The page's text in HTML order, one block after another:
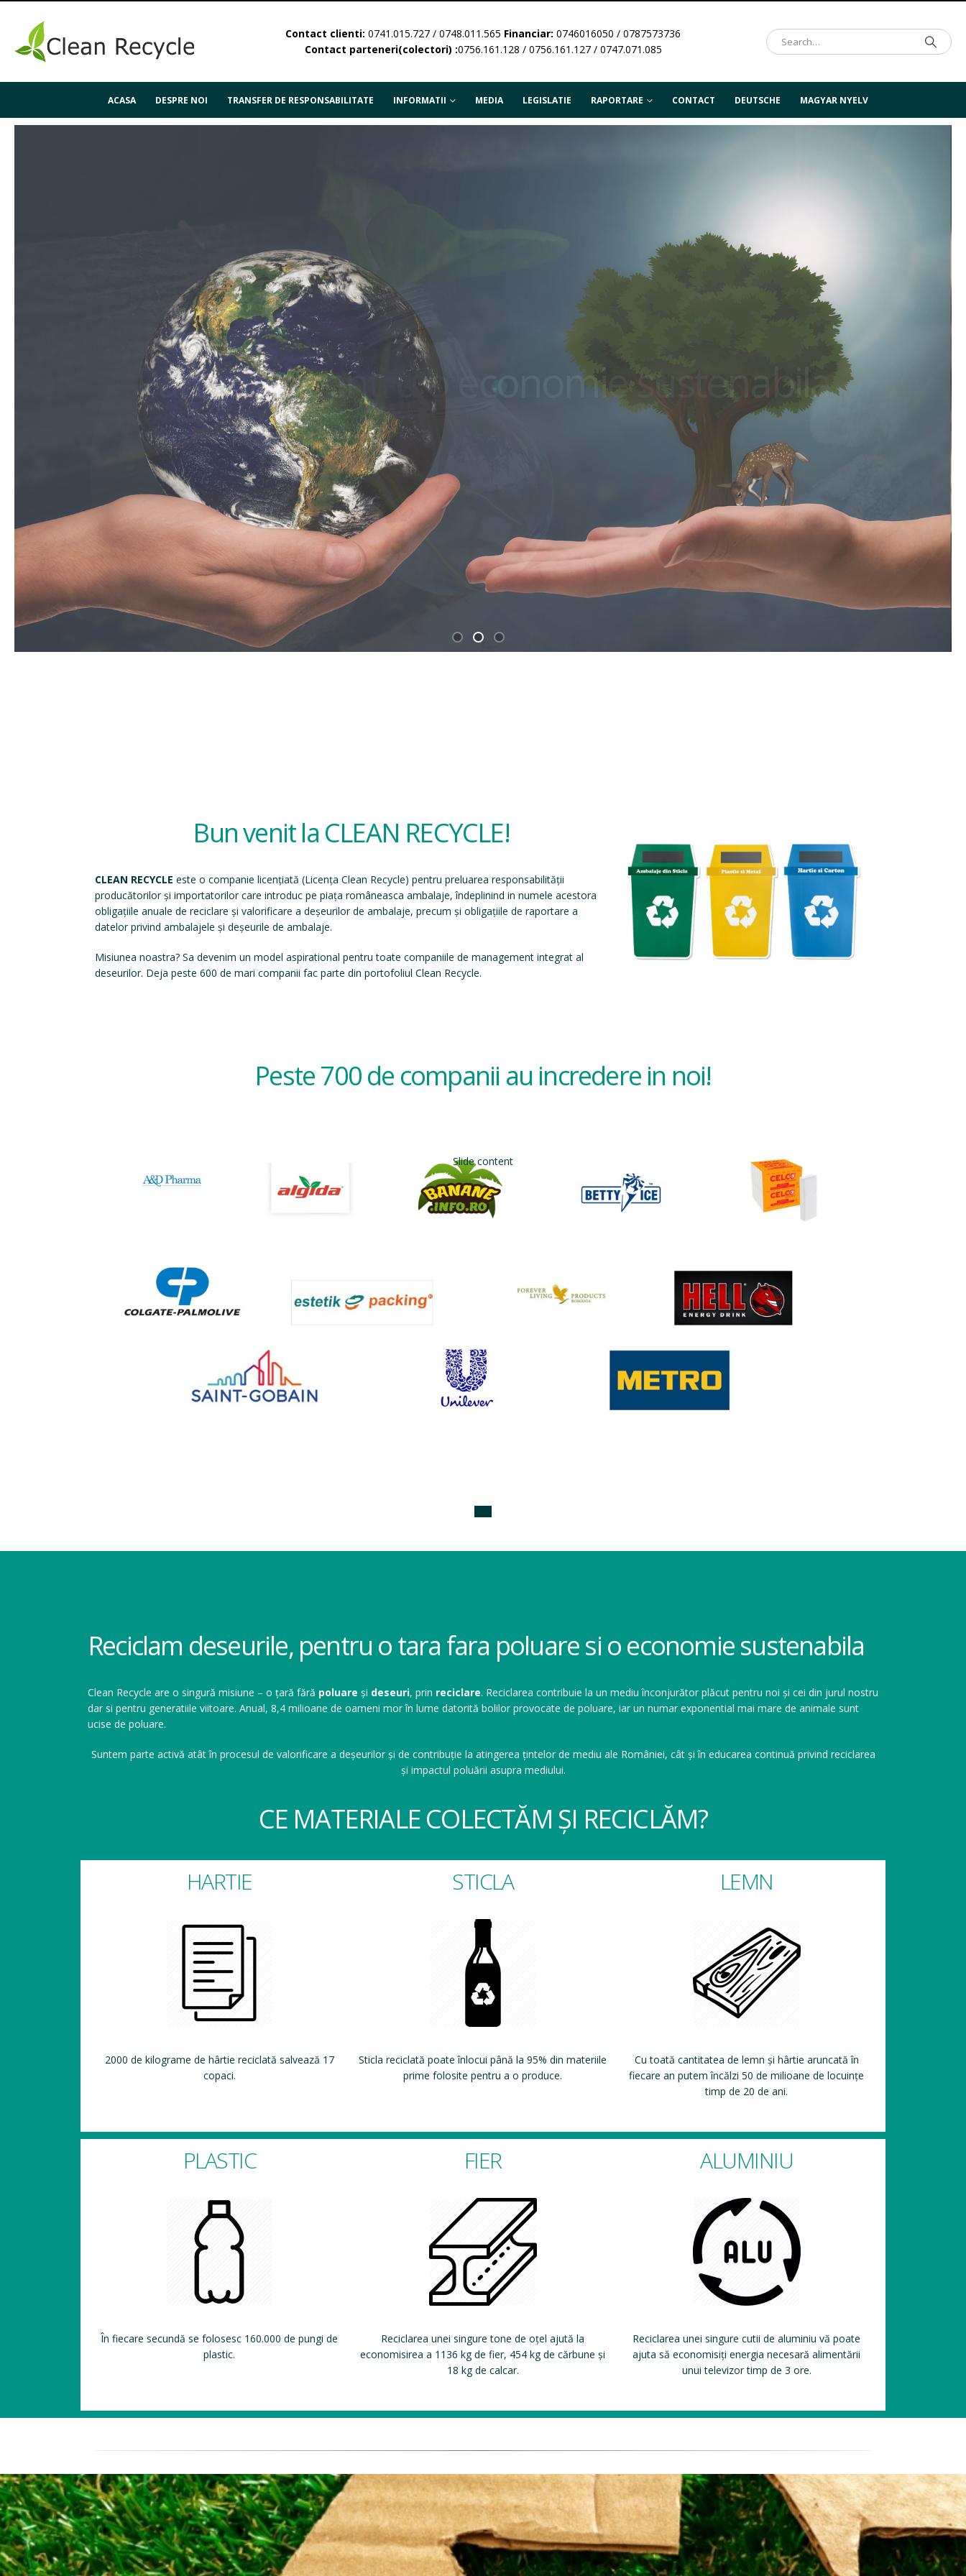
Contact clienti: 0741.015.727 / 0748.011.565 Financiar: 0746016050 / 0787573736
Contact parteneri(colectori) :0756.161.128 / 0756.161.127 / 0747.071.085
ACASA DESPRE NOI TRANSFER DE RESPONSABILITATE INFORMATII MEDIA LEGISLATIE RAPORTARE CONTACT DEUTSCHE MAGYAR NYELV
Bun venit la CLEAN RECYCLE!
CLEAN RECYCLE este o companie licențiată (Licența Clean Recycle) pentru preluarea responsabilității
producătorilor și importatorilor care introduc pe piața româneasca ambalaje, îndeplinind in numele acestora
obligațiile anuale de reciclare și valorificare a deșeurilor de ambalaje, precum și obligațiile de raportare a
datelor privind ambalajele și deșeurile de ambalaje.
Misiunea noastra? Sa devenim un model aspirational pentru toate companiile de management integrat al
deseurilor. Deja peste 600 de mari companii fac parte din portofoliul Clean Recycle.
Peste 700 de companii au incredere in noi!
Slide content
Reciclam deseurile, pentru o tara fara poluare si o economie sustenabila
Clean Recycle are o singură misiune – o țară fără poluare și deseuri, prin reciclare. Reciclarea contribuie la un mediu înconjurător plăcut pentru noi și cei din jurul nostru
dar si pentru generatiile viitoare. Anual, 8,4 milioane de oameni mor în lume datorită bolilor provocate de poluare, iar un numar exponential mai mare de animale sunt
ucise de poluare.
Suntem parte activă atât în procesul de valorificare a deșeurilor și de contribuție la atingerea țintelor de mediu ale României, cât și în educarea continuă privind reciclarea
și impactul poluării asupra mediului.
CE MATERIALE COLECTĂM ȘI RECICLĂM?
HARTIE
2000 de kilograme de hârtie reciclată salvează 17
copaci.
STICLA
Sticla reciclată poate înlocui până la 95% din materiile
prime folosite pentru a o produce.
LEMN
Cu toată cantitatea de lemn și hârtie aruncată în
fiecare an putem încălzi 50 de milioane de locuințe
timp de 20 de ani.
PLASTIC
În fiecare secundă se folosesc 160.000 de pungi de
plastic.
FIER
Reciclarea unei singure tone de oțel ajută la
economisirea a 1136 kg de fier, 454 kg de cărbune și
18 kg de calcar.
ALUMINIU
Reciclarea unei singure cutii de aluminiu vă poate
ajuta să economisiți energia necesară alimentării
unui televizor timp de 3 ore.